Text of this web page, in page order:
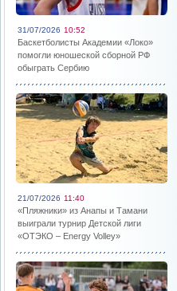
31/07/2026 10:52
Баскетболисты Академии «Локо»
помогли юношеской сборной РФ
обыграть Сербию
21/07/2026 11:40
«Пляжники» из Анапы и Тамани
выиграли турнир Детской лиги
«ОТЭКО – Energy Volley»